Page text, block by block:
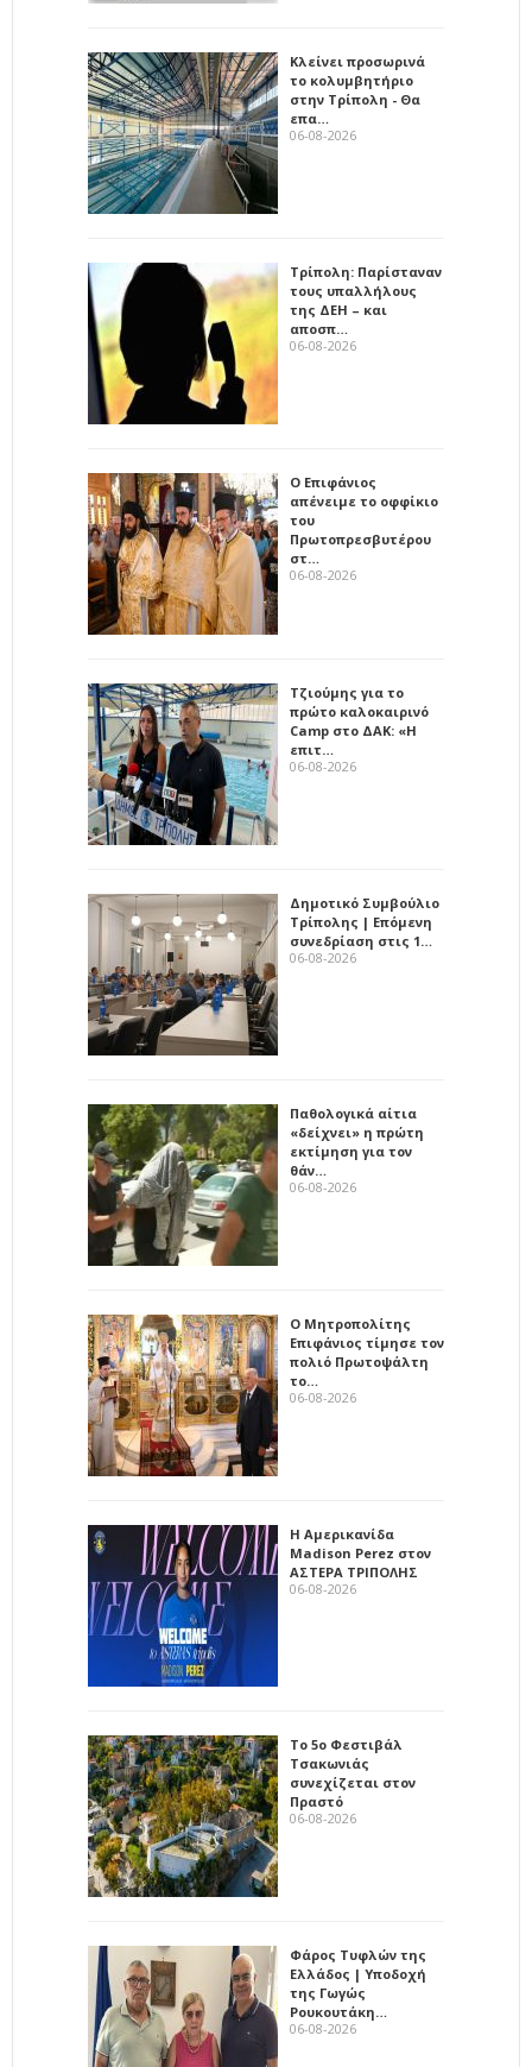
Κλείνει προσωρινά
το κολυμβητήριο
στην Τρίπολη - Θα
επα…
06-08-2026
Τρίπολη: Παρίσταναν
τους υπαλλήλους
της ΔΕΗ – και
αποσπ…
06-08-2026
Ο Επιφάνιος
απένειμε το οφφίκιο
του
Πρωτοπρεσβυτέρου
στ…
06-08-2026
Τζιούμης για το
πρώτο καλοκαιρινό
Camp στο ΔΑΚ: «Η
επιτ…
06-08-2026
Δημοτικό Συμβούλιο
Τρίπολης | Επόμενη
συνεδρίαση στις 1…
06-08-2026
Παθολογικά αίτια
«δείχνει» η πρώτη
εκτίμηση για τον
θάν…
06-08-2026
Ο Μητροπολίτης
Επιφάνιος τίμησε τον
πολιό Πρωτοψάλτη
το…
06-08-2026
Η Αμερικανίδα
Madison Perez στον
ΑΣΤΕΡΑ ΤΡΙΠΟΛΗΣ
06-08-2026
Το 5ο Φεστιβάλ
Τσακωνιάς
συνεχίζεται στον
Πραστό
06-08-2026
Φάρος Τυφλών της
Ελλάδος | Υποδοχή
της Γωγώς
Ρουκουτάκη…
06-08-2026